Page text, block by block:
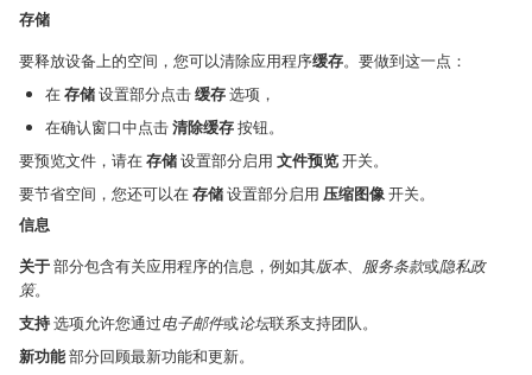
存储
要释放设备上的空间，您可以清除应用程序缓存。要做到这一点：
在存储设置部分点击缓存选项，
在确认窗口中点击清除缓存按钮。
要预览文件，请在存储设置部分启用 文件预览开关。
要节省空间，您还可以在存储设置部分启用 压缩图像开关。
信息
关于部分包含有关应用程序的信息，例如其版本、 服务条款或隐私政
策。
支持选项允许您通过电子邮件或论坛联系支持团队。
新功能部分回顾最新功能和更新。